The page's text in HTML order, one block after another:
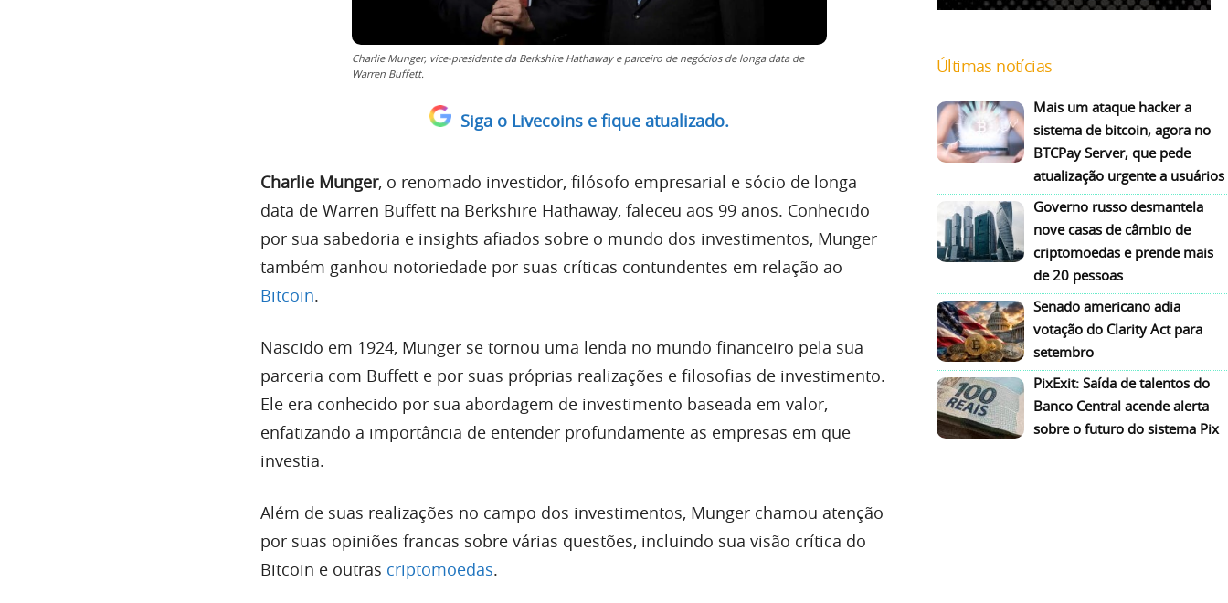
Charlie Munger, vice-presidente da Berkshire Hathaway e parceiro de negócios de longa data de
Warren Buffett.
Siga o Livecoins e fique atualizado.
Charlie Munger, o renomado investidor, filósofo empresarial e sócio de longa
data de Warren Buffett na Berkshire Hathaway, faleceu aos 99 anos. Conhecido
por sua sabedoria e insights afiados sobre o mundo dos investimentos, Munger
também ganhou notoriedade por suas críticas contundentes em relação ao
Bitcoin.
Nascido em 1924, Munger se tornou uma lenda no mundo financeiro pela sua
parceria com Buffett e por suas próprias realizações e filosofias de investimento.
Ele era conhecido por sua abordagem de investimento baseada em valor,
enfatizando a importância de entender profundamente as empresas em que
investia.
Além de suas realizações no campo dos investimentos, Munger chamou atenção
por suas opiniões francas sobre várias questões, incluindo sua visão crítica do
Bitcoin e outras criptomoedas.
Últimas notícias
Mais um ataque hacker a
sistema de bitcoin, agora no
BTCPay Server, que pede
atualização urgente a usuários
Governo russo desmantela
nove casas de câmbio de
criptomoedas e prende mais
de 20 pessoas
Senado americano adia
votação do Clarity Act para
setembro
PixExit: Saída de talentos do
Banco Central acende alerta
sobre o futuro do sistema Pix